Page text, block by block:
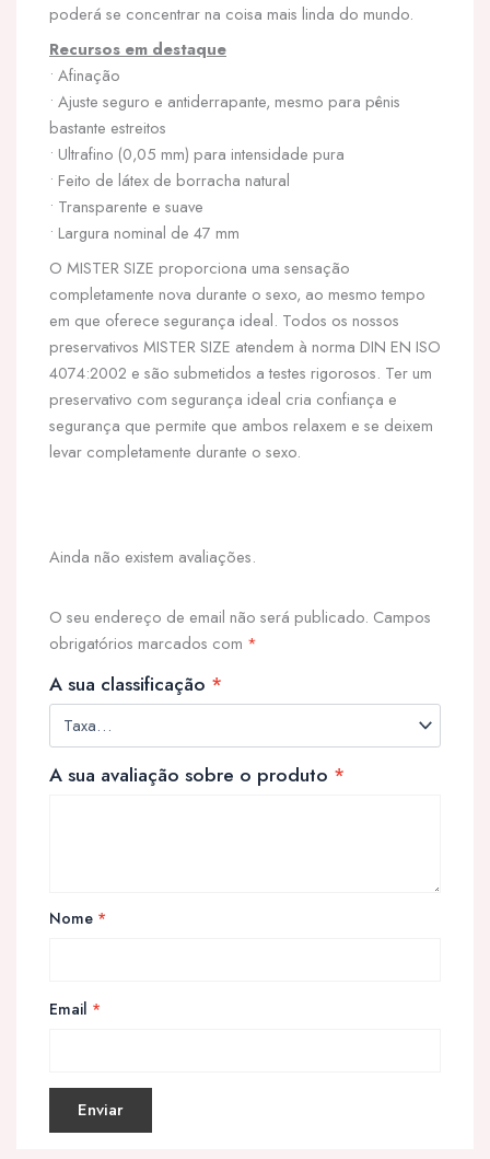
poderá se concentrar na coisa mais linda do mundo.
Recursos em destaque
• Afinação
• Ajuste seguro e antiderrapante, mesmo para pênis
bastante estreitos
• Ultrafino (0,05 mm) para intensidade pura
• Feito de látex de borracha natural
• Transparente e suave
• Largura nominal de 47 mm
O MISTER SIZE proporciona uma sensação
completamente nova durante o sexo, ao mesmo tempo
em que oferece segurança ideal. Todos os nossos
preservativos MISTER SIZE atendem à norma DIN EN ISO
4074:2002 e são submetidos a testes rigorosos. Ter um
preservativo com segurança ideal cria confiança e
segurança que permite que ambos relaxem e se deixem
levar completamente durante o sexo.
Ainda não existem avaliações.
O seu endereço de email não será publicado. Campos
obrigatórios marcados com *
A sua classificação *
A sua avaliação sobre o produto *
Nome *
Email *